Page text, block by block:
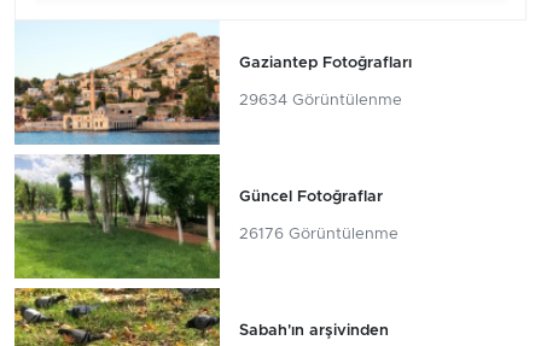
Gaziantep Fotoğrafları
29634 Görüntülenme
Güncel Fotoğraflar
26176 Görüntülenme
Sabah'ın arşivinden